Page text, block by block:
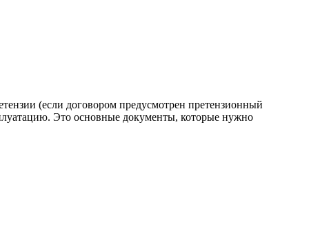
(если договором предусмотрен претензионный
Это основные документы, которые нужно